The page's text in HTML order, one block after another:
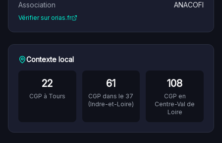
Association ANACOFI
Vérifier sur orias.fr
Contexte local
22
CGP à Tours
61
CGP dans le 37
(Indre-et-Loire)
108
CGP en
Centre-Val de
Loire